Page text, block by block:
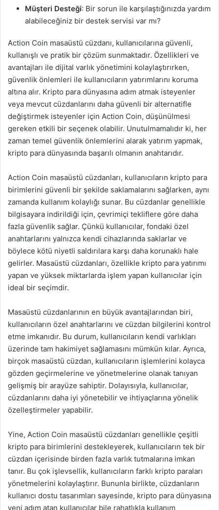
Müşteri Desteği: Bir sorun ile karşılaştığınızda yardım
alabileceğiniz bir destek servisi var mı?
Action Coin masaüstü cüzdanı, kullanıcılarına güvenli,
kullanışlı ve pratik bir çözüm sunmaktadır. Özellikleri ve
avantajları ile dijital varlık yönetimini kolaylaştırırken,
güvenlik önlemleri ile kullanıcıların yatırımlarını koruma
altına alır. Kripto para dünyasına adım atmak isteyenler
veya mevcut cüzdanlarını daha güvenli bir alternatifle
değiştirmek isteyenler için Action Coin, düşünülmesi
gereken etkili bir seçenek olabilir. Unutulmamalıdır ki, her
zaman temel güvenlik önlemlerini alarak yatırım yapmak,
kripto para dünyasında başarılı olmanın anahtarıdır.
Action Coin masaüstü cüzdanları, kullanıcıların kripto para
birimlerini güvenli bir şekilde saklamalarını sağlarken, aynı
zamanda kullanım kolaylığı sunar. Bu cüzdanlar genellikle
bilgisayara indirildiği için, çevrimiçi tekliflere göre daha
fazla güvenlik sağlar. Çünkü kullanıcılar, fondaki özel
anahtarlarını yalnızca kendi cihazlarında saklarlar ve
böylece kötü niyetli saldırılara karşı daha korunaklı hale
gelirler. Masaüstü cüzdanları, özellikle kripto para yatırımı
yapan ve yüksek miktarlarda işlem yapan kullanıcılar için
ideal bir seçimdir.
Masaüstü cüzdanlarının en büyük avantajlarından biri,
kullanıcıların özel anahtarlarını ve cüzdan bilgilerini kontrol
etme imkanıdır. Bu durum, kullanıcıların kendi varlıkları
üzerinde tam hakimiyet sağlamasını mümkün kılar. Ayrıca,
birçok masaüstü cüzdan, kullanıcıların işlemlerini kolayca
gözden geçirmelerine ve yönetmelerine olanak tanıyan
gelişmiş bir arayüze sahiptir. Dolayısıyla, kullanıcılar,
cüzdanlarını daha iyi yönetebilir ve ihtiyaçlarına yönelik
özelleştirmeler yapabilir.
Yine, Action Coin masaüstü cüzdanları genellikle çeşitli
kripto para birimlerini destekleyerek, kullanıcıların tek bir
cüzdan içerisinde birden fazla varlık tutmalarına imkan
tanır. Bu çok işlevsellik, kullanıcıların farklı kripto paraları
yönetmelerini kolaylaştırır. Bununla birlikte, cüzdanların
kullanıcı dostu tasarımları sayesinde, kripto para dünyasına
yeni adım atan kullanıcılar bile rahatlıkla kullanım